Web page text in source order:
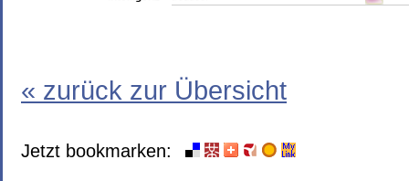
« zurück zur Übersicht
Jetzt bookmarken: